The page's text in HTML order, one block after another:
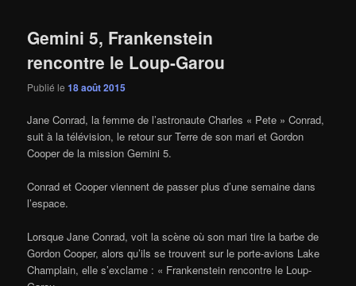
Gemini 5, Frankenstein
rencontre le Loup-Garou
Publié le18 août 2015
Jane Conrad, la femme de l’astronaute Charles « Pete » Conrad,
suit à la télévision, le retour sur Terre de son mari et Gordon
Cooper de la mission Gemini 5.
Conrad et Cooper viennent de passer plus d’une semaine dans
l’espace.
Lorsque Jane Conrad, voit la scène où son mari tire la barbe de
Gordon Cooper, alors qu’ils se trouvent sur le porte-avions Lake
Champlain, elle s’exclame : « Frankenstein rencontre le Loup-